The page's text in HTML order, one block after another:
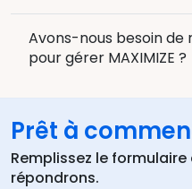
Avons-nous besoin de
pour gérer MAXIMIZE ?
Prêt à
Remplissez le
répondrons.